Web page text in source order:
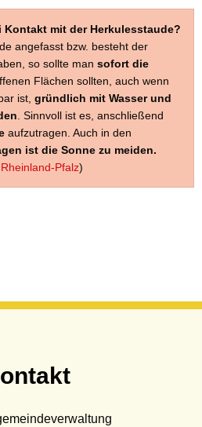
Kontakt mit der Herkulesstaude?
angefasst bzw. besteht der
so sollte man sofort die
Flächen sollten, auch wenn
ist, gründlich mit Wasser und
. Sinnvoll ist es, anschließend
aufzutragen. Auch in den
ist die Sonne zu meiden.
Pfalz)